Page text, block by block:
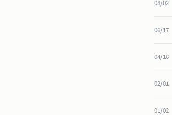
08/02
06/17
04/16
02/01
01/02